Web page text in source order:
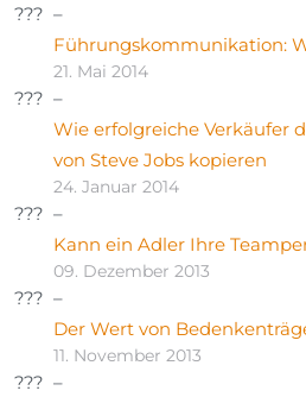
Führungskommunikation:
21. Mai 2014
Wie erfolgreiche Verkäufer
von Steve Jobs kopieren
24. Januar 2014
Kann ein Adler Ihre
09. Dezember 2013
Der Wert von
11. November 2013